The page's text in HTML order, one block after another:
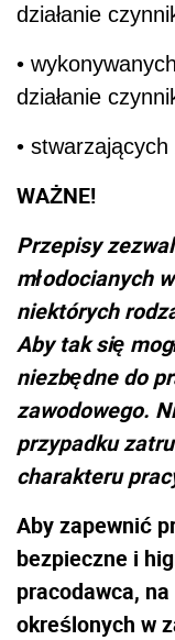
działanie
•
działanie
•
WAŻNE!
Przepisy
młodocianych
niektórych
Aby tak się
niezbędne do
zawodowego.
przypadku
charakteru
Aby zapewnić
bezpieczne i
pracodawca,
określonych w